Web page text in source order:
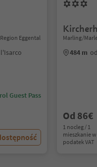
Eggental
Guest Pass
Marling/
484 m
Od 86€
1 nocleg / 1
mieszkanie
podatek VAT